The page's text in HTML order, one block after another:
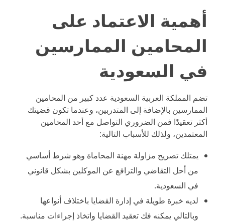
أهمية الاعتماد على
المحامين الممارسين
في السعودية
تضم المملكة العربية السعودية عدد كبير من المحامين
الممارسين بالإضافة إلى المتدربين، وعندما تكون قضيتك
أكثر تعقيدًا فمن الضروري التواصل مع أحد المحامين
المعتمدين، ولذلك للأسباب التالية:
يمتلك تصريح مزاولة مهنة المحاماة وهو شرط أساسي
من أحل التقاضي والترافع عن الموكلين بشكل قانوني
في السعودية.
لديه خبرة طويلة في إدارة القضايا باختلاف أنواعها
وبالتالي يمكنه فك تعقيد القضايا واتخاذ إجراءات مناسبة.